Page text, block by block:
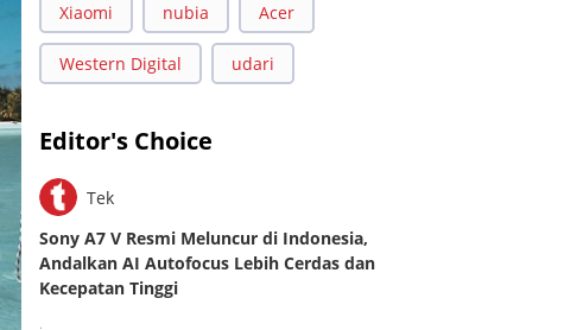
Xiaomi nubia Acer
Western Digital udari
Editor's Choice
Tek
Sony A7 V Resmi Meluncur di Indonesia,
Andalkan AI Autofocus Lebih Cerdas dan
Kecepatan Tinggi
.